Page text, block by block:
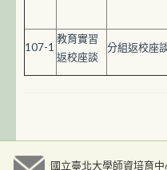
107-1
教育實習
返校座談
分組返校座
國立臺北大學師資培育